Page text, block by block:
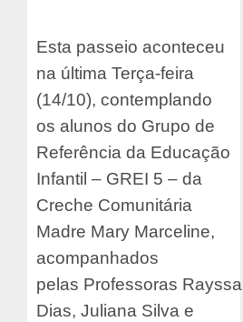
Esta passeio aconteceu
na última Terça-feira
(14/10), contemplando
os alunos do Grupo de
Referência da Educação
Infantil – GREI 5 – da
Creche Comunitária
Madre Mary Marceline,
acompanhados
pelas Professoras Rayssa
Dias, Juliana Silva e